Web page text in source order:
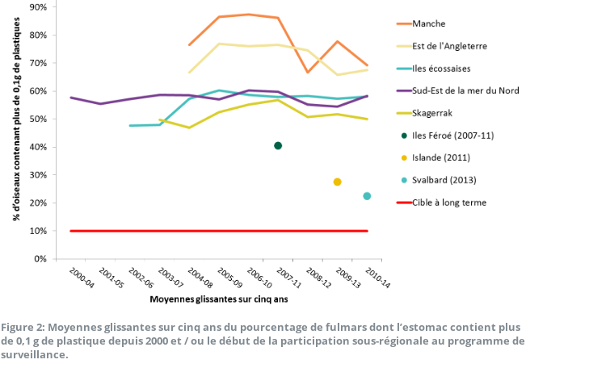
Figure 2: Moyennes glissantes sur cinq ans du pourcentage de fulmars dont l’estomac contient plus
de 0,1 g de plastique depuis 2000 et / ou le début de la participation sous-régionale au programme de
surveillance.